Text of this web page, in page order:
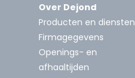
Over Dejond
Producten en diensten
Firmagegevens
Openings- en
afhaaltijden